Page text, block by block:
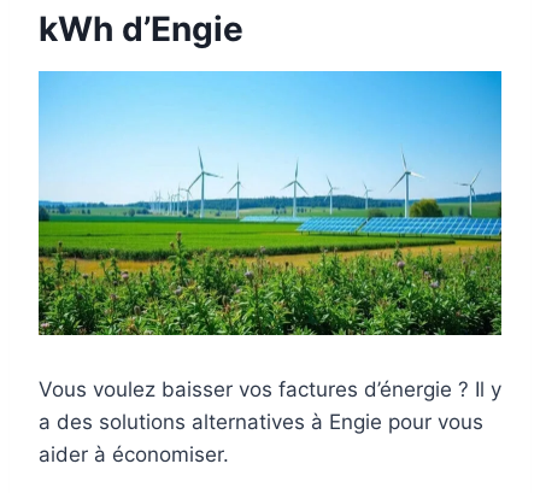
kWh d’Engie
Vous voulez baisser vos factures d’énergie ? Il y
a des solutions alternatives à Engie pour vous
aider à économiser.